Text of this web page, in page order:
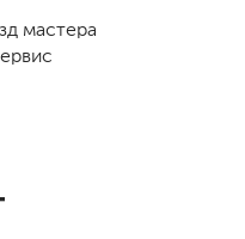
мастера